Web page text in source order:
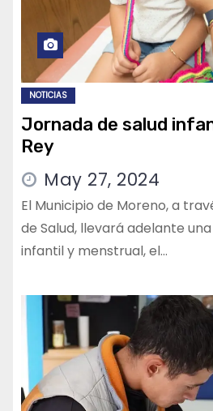
NOTICIAS
Jornada de salud
Rey
May 27, 2024
El Municipio de Moreno, a
de Salud, llevará adelante
infantil y menstrual, el…